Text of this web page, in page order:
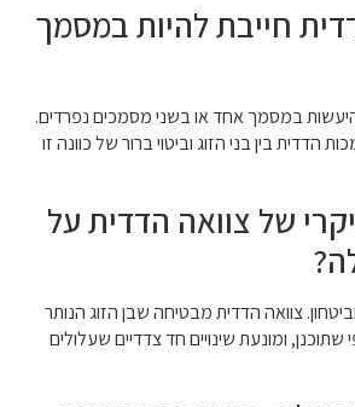
חייבת להיות במסמך
במסמך אחד או בשני מסמכים נפרדים.
בין בני הזוג וביטוי ברור של כוונה זו
של צוואה הדדית על
צוואה הדדית מבטיחה שבן הזוג הנותר
ומונעת שינויים חד צדדיים שעלולים